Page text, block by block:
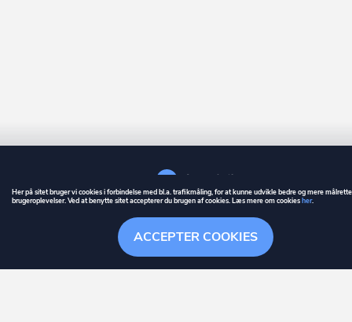
Søgehistorik Menu
GUIDE BETINGELSER
er et registreret varemærke tilhørende ownr ApS – CVR nr.: 36 40 88
Stationsparken 26. 2., 2600 Glostrup, info@ownr.dk
ACCEPTER COOKIES
Her på sitet bruger vi cookies i forbindelse med bl.a. trafikmåling, for at kunne udvikle bedre og mere
brugeroplevelser. Ved at benytte sitet accepterer du brugen af cookies. Læs mere om cookiesher.